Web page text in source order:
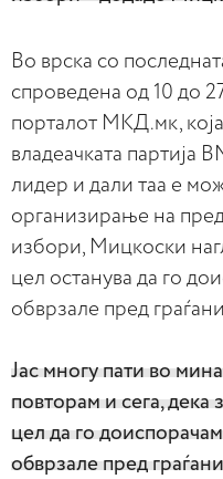
Во врска со
спроведена од 10 до
порталот МКД.мк,
владеачката
лидер и дали таа е
организирање на
избори, Мицкоски
цел останува да го
обврзале пред
Јас многу пати во
повторам и сега, дека
цел да го
обврзале пред